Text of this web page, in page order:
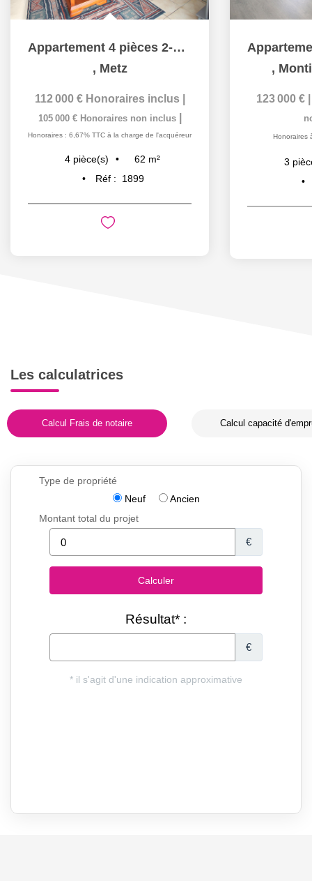
Appartement 4 pièces 2-3 chambres balcon cave à vendre à...
, Metz
112 000 € Honoraires inclus
105 000 € Honoraires non inclus
Honoraires : 6,67% TTC à la charge de l'acquéreur
4 pièce(s) 62 m²
Réf :
1899
,
123 000 €
Honoraires
3
Les calculatrices
Calcul Frais de notaire Calcul capacité